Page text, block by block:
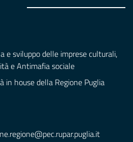
e sviluppo delle imprese culturali,
e Antimafia sociale
in house della Regione Puglia